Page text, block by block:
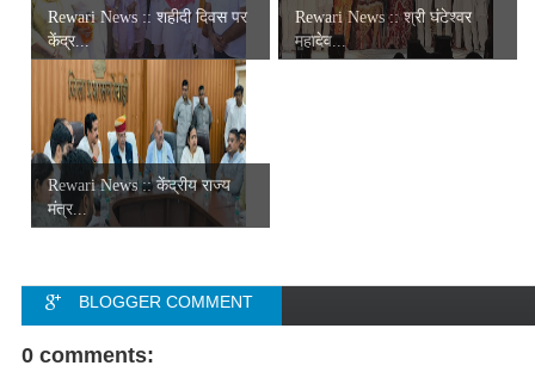
Rewari News :: शहीदी दिवस पर
केंद्र...
Rewari News :: श्री घंटेश्वर
महादेव...
Rewari News :: केंद्रीय राज्य
मंत्र...
BLOGGER COMMENT
FACEBOOK COMMENT
0 comments: